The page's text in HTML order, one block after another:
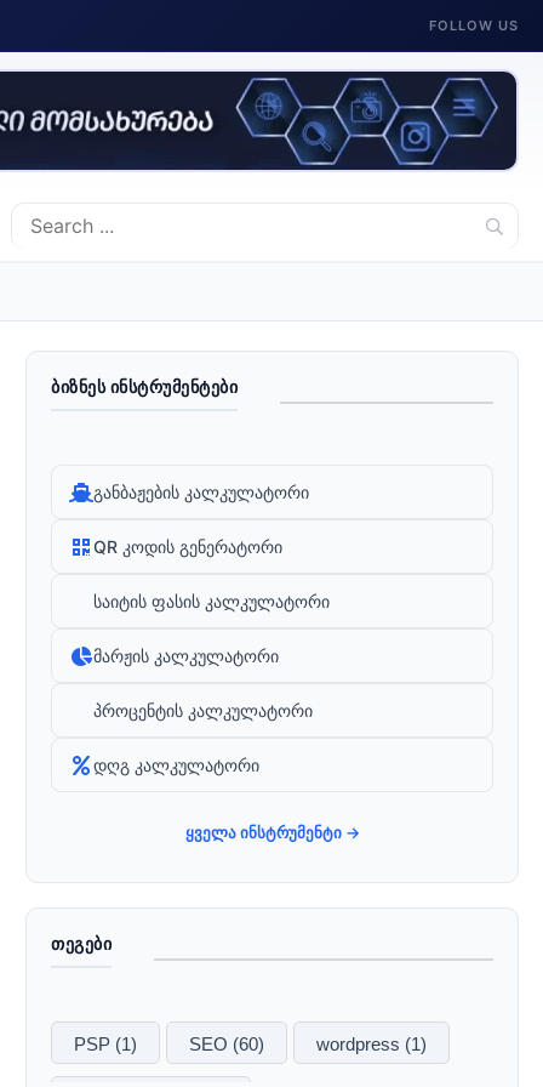
FOLLOW US
ᲑᲘᲖᲜᲔᲡ ᲘᲜᲡᲢᲠᲣᲛᲔᲜᲢᲔᲑᲘ
განბაჟების კალკულატორი
QR კოდის გენერატორი
საიტის ფასის კალკულატორი
მარჟის კალკულატორი
პროცენტის კალკულატორი
დღგ კალკულატორი
ყველა ინსტრუმენტი →
ᲗᲔᲒᲔᲑᲘ
PSP (1) SEO (60) wordpress (1)